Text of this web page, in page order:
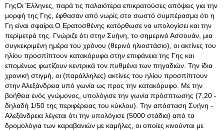
ΓηςΟι Έλληνες, παρά τις παλαιότερα επικρατούσες απόψεις για την
μορφή της Γης, έφθασαν από νωρίς στο σωστό συμπέρασμα ότι η
Γη είναι σφαίρα.Ο Ερατοσθένης κατόρθωσε να υπολογίσει και την
περίμετρό της . Γνώριζε ότι στην Συήνη, το σημερινό Ασσουάν, μια
συγκεκριμένη ημέρα του χρόνου (θερινό ηλιοστάσιο), οι ακτίνες του
ηλίου προσπίπτουν κατακόρυφα στην επιφάνεια της Γης και
επομένως φωτίζουν κεντρικά τον πυθμένα των πηγαδιών. Την ίδια
χρονική στιγμή, οι (παράλληλες) ακτίνες του ηλίου προσπίπτουν
στην Αλεξάνδρεια υπό γωνία ως προς την κατακόρυφο. Με την
βοήθεια ενός γνώμονος, υπολόγισε την γωνία πρόσπτωσης (7,20 -
δηλαδή 1/50 της περιφέρειας του κύκλου). Την απόσταση Συήνη -
Αλεξάνδρεια λέγεται ότι την υπολόγισε (5000 στάδια) από τα
δρομολόγια των καραβανιών με καμήλες, οι οποίες κινούνται με